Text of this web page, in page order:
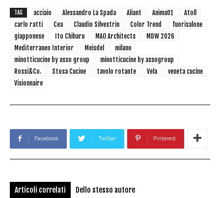
TAG acciaio Alessandro La Spada Aliant Anima01
Atoll
carlo ratti
Cea Claudio Silvestrin Color Trend
fuorisalone
giapponese
Ito Chiharu MAO Architects
MDW 2026
Mediterraneo Interior
Meisdel
milano
minotticucine by asso group
minotticucine by assogroup
Rossi&Co.
Stosa Cucine tavolo rotante Vela
veneta cucine
Visionnaire
Facebook Twitter Pinterest
Articoli correlati Dello stesso autore